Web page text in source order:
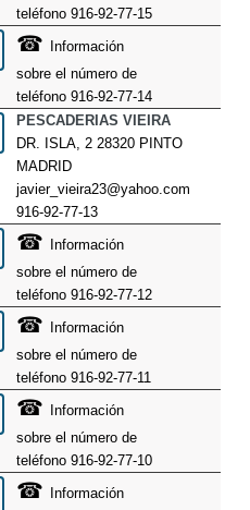
teléfono 916-92-77-15
☎
Información
sobre el número de
teléfono 916-92-77-14
PESCADERIAS VIEIRA
DR. ISLA, 2 28320 PINTO
MADRID
javier_vieira23@yahoo.com
916-92-77-13
☎
Información
sobre el número de
teléfono 916-92-77-12
☎
Información
sobre el número de
teléfono 916-92-77-11
☎
Información
sobre el número de
teléfono 916-92-77-10
☎
Información